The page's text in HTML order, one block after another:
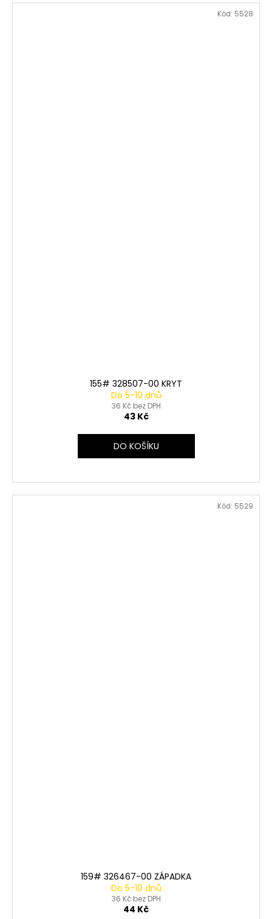
155# 328507-00 KRYT
Do 5-10 dnů
36 Kč bez DPH
43 Kč
DO KOŠÍKU
Kód: 5528
159# 326467-00 ZÁPADKA
Do 5-10 dnů
36 Kč bez DPH
44 Kč
Kód: 5529